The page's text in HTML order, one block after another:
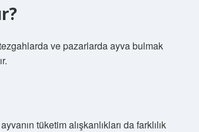
ve pazarlarda ayva bulmak
tüketim alışkanlıkları da farklılık